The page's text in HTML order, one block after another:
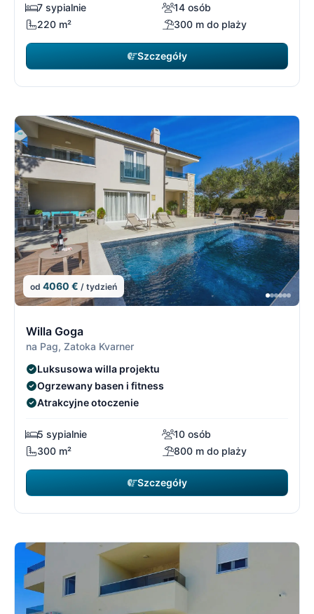
7 sypialnie
14 osób
220 m²
300 m do plaży
Szczegóły
od 4060 € / tydzień
Willa Goga
na Pag, Zatoka Kvarner
Luksusowa willa projektu
Ogrzewany basen i fitness
Atrakcyjne otoczenie
5 sypialnie
10 osób
300 m²
800 m do plaży
Szczegóły